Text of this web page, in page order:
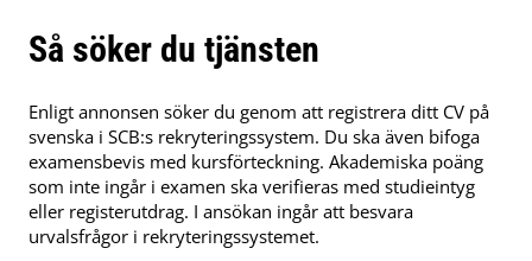
Så söker du tjänsten
Enligt annonsen söker du genom att registrera ditt CV på
svenska i SCB:s rekryteringssystem. Du ska även bifoga
examensbevis med kursförteckning. Akademiska poäng
som inte ingår i examen ska verifieras med studieintyg
eller registerutdrag. I ansökan ingår att besvara
urvalsfrågor i rekryteringssystemet.